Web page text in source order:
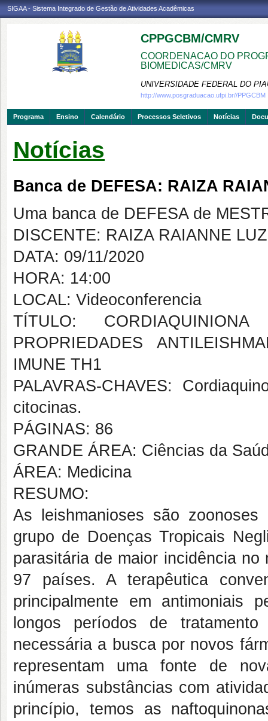
SIGAA - Sistema Integrado de Gestão de Atividades Acadêmicas
CPPGCBM/CMRV
COORDENACAO DO
BIOMEDICAS/CMRV
UNIVERSIDADE FEDERAL DO
http://www.posgraduacao.ufpi.br//PPGCBM
Programa Ensino Calendário Processos Seletivos Notícias
Notícias
Banca de DEFESA: RAIZA
Uma banca de DEFESA de
DISCENTE: RAIZA RAIANNE
DATA: 09/11/2020
HORA: 14:00
LOCAL: Videoconferencia
TÍTULO:
PROPRIEDADES
IMUNE TH1
PALAVRAS-CHAVES:
citocinas.
PÁGINAS: 86
GRANDE ÁREA: Ciências da
ÁREA: Medicina
RESUMO:
As leishmanioses são
grupo de Doenças Tropicais
parasitária de maior incidência
97 países. A terapêutica
principalmente em antimoniais
longos períodos de
necessária a busca por novos
representam uma fonte de
inúmeras substâncias com
princípio, temos as